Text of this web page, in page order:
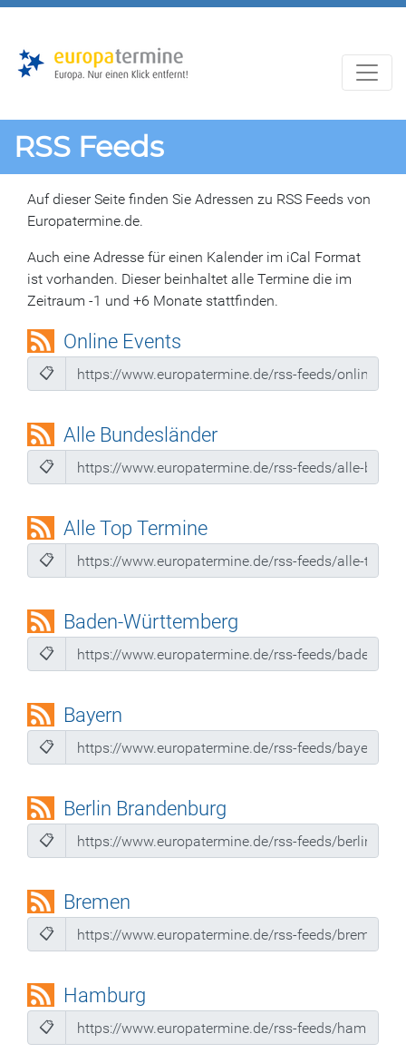
RSS Feeds
Auf dieser Seite finden Sie Adressen zu RSS Feeds von
Europatermine.de.
Auch eine Adresse für einen Kalender im iCal Format
ist vorhanden. Dieser beinhaltet alle Termine die im
Zeitraum -1 und +6 Monate stattfinden.
Online Events
📋
Alle Bundesländer
📋
Alle Top Termine
📋
Baden-Württemberg
📋
Bayern
📋
Berlin Brandenburg
📋
Bremen
📋
Hamburg
📋